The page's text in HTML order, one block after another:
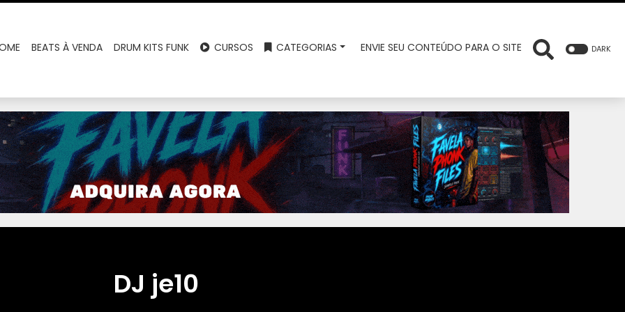
BEATS À VENDA DRUM KITS FUNK CURSOS CATEGORIAS ENVIE SEU CONTEÚDO PARA O SITE DARK
DJ je10